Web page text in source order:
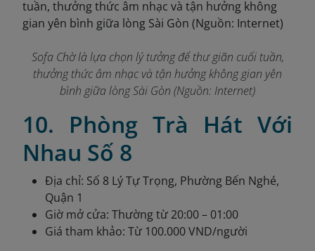
Sofa Chờ là lựa chọn lý tưởng để thư giãn cuối tuần,
thưởng thức âm nhạc và tận hưởng không gian yên
bình giữa lòng Sài Gòn (Nguồn: Internet)
10. Phòng Trà Hát Với
Nhau Số 8
Địa chỉ: Số 8 Lý Tự Trọng, Phường Bến Nghé,
Quận 1
Giờ mở cửa: Thường từ 20:00 – 01:00
Giá tham khảo: Từ 100.000 VND/người